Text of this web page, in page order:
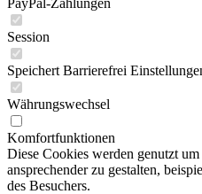
PayPal-Zahlungen
Session
Speichert Barrierefrei
Währungswechsel
Komfortfunktionen
Diese Cookies werden genutzt
ansprechender zu gestalten,
des Besuchers.